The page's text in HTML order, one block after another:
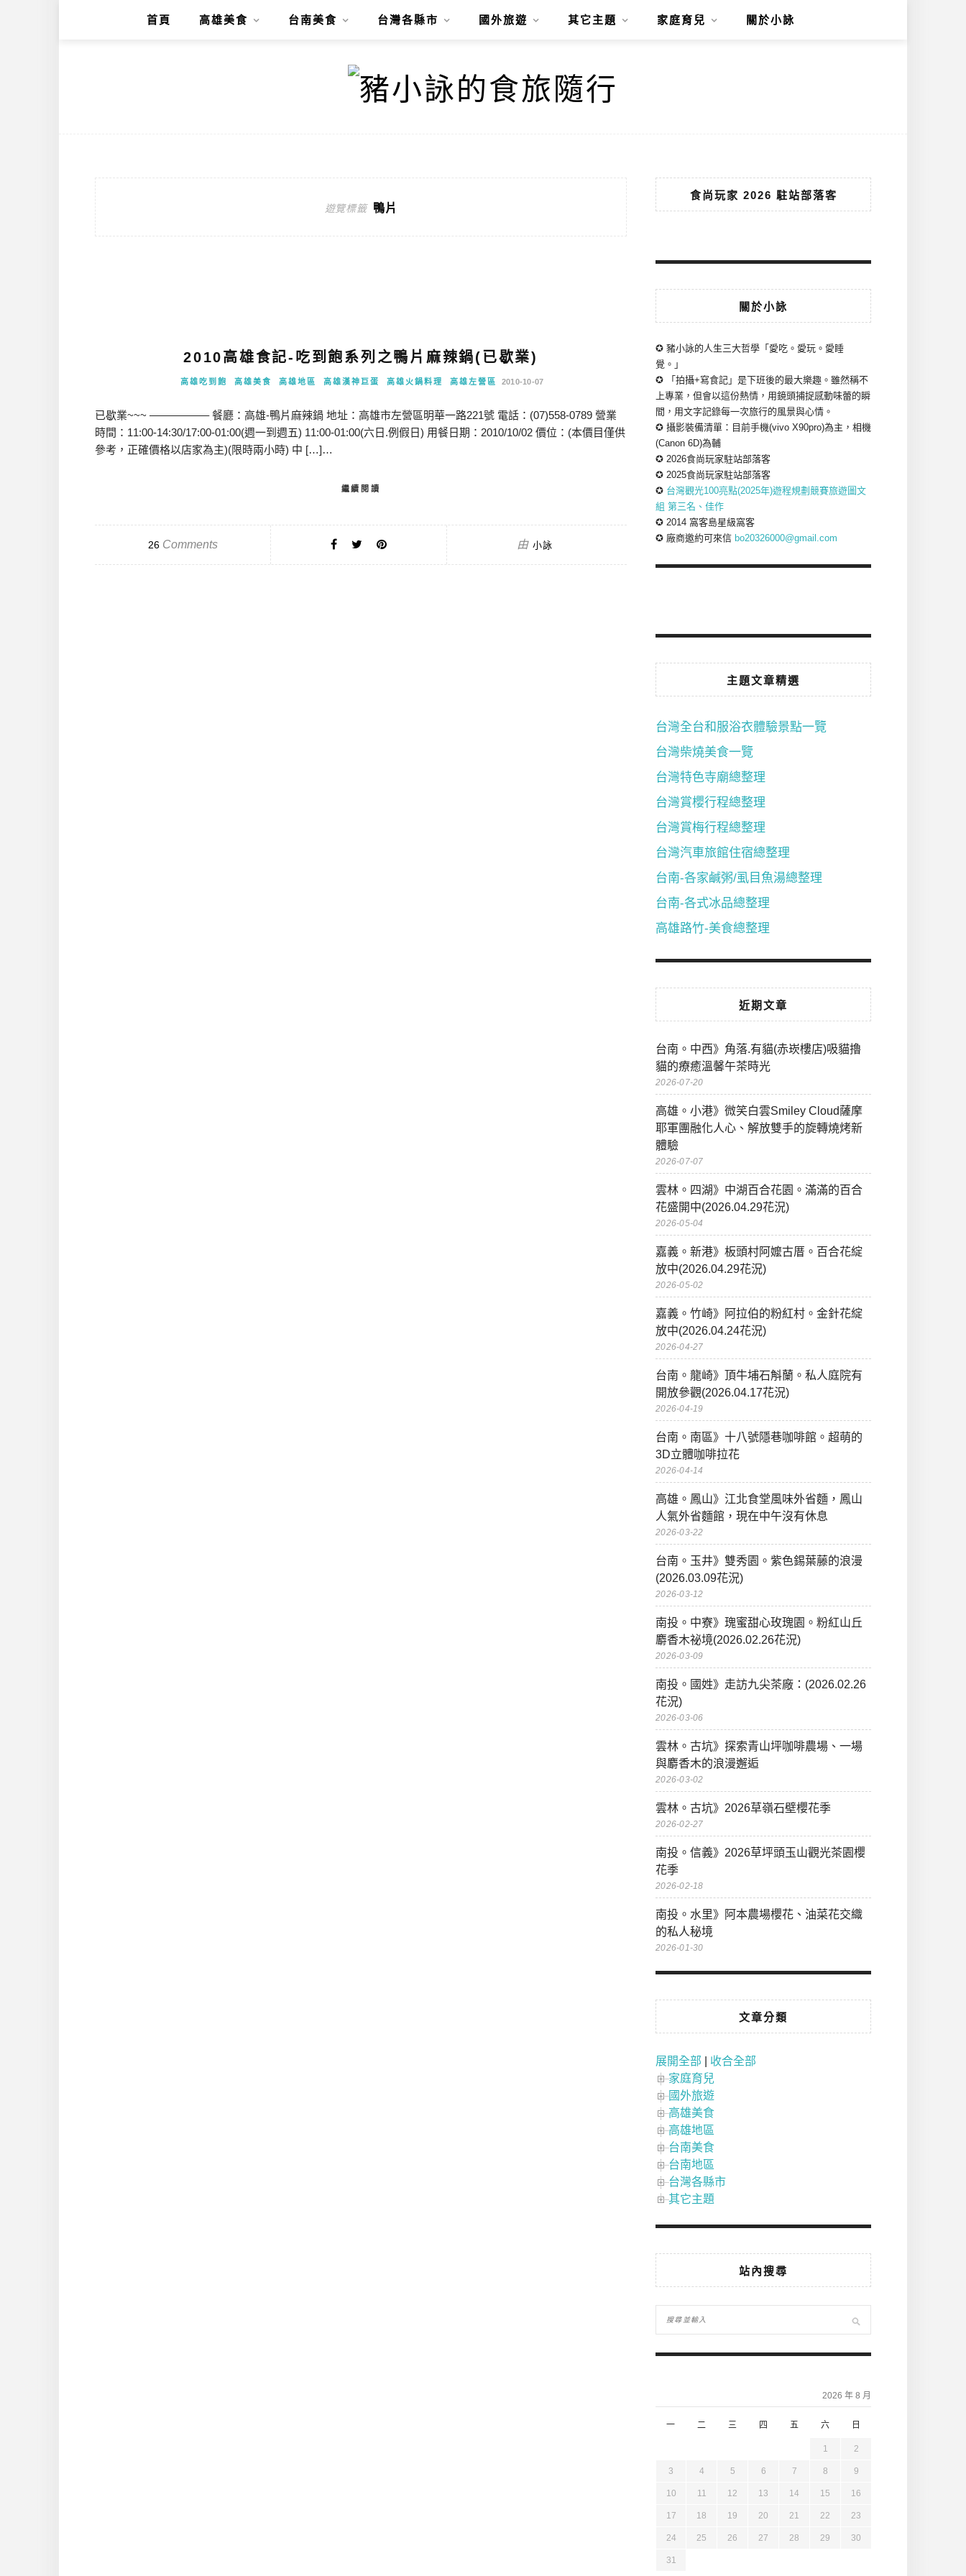
首頁 高雄美食 台南美食 台灣各縣市 國外旅遊 其它主題 家庭育兒 關於小詠
遊覽標籤 鴨片
2010高雄食記-吃到飽系列之鴨片麻辣鍋(已歇業)
高雄吃到飽 高雄美食 高雄地區 高雄漢神巨蛋 高雄火鍋料理 高雄左營區 2010-10-07
已歇業~~~ —————– 餐廳：高雄-鴨片麻辣鍋 地址：高雄市左營區明華一路221號 電話：(07)558-0789 營業
時間：11:00-14:30/17:00-01:00(週一到週五) 11:00-01:00(六日.例假日) 用餐日期：2010/10/02 價位：(本價目僅供
參考，正確價格以店家為主)(限時兩小時) 中 […]…
繼續閱讀
26Comments 由 小詠
食尚玩家 2026 駐站部落客
關於小詠
✪ 豬小詠的人生三大哲學「愛吃。愛玩。愛睡
覺。」
✪ 「拍攝+寫食記」是下班後的最大樂趣。雖然稱不
上專業，但會以這份熱情，用鏡頭捕捉感動味蕾的瞬
間，用文字記錄每一次旅行的風景與心情。
✪ 攝影裝備清單：目前手機(vivo X90pro)為主，相機
(Canon 6D)為輔
✪ 2026食尚玩家駐站部落客
✪ 2025食尚玩家駐站部落客
✪ 台灣觀光100亮點(2025年)遊程規劃競賽旅遊圖文
組 第三名、佳作
✪ 2014 窩客島星級窩客
✪ 廠商邀約可來信 bo20326000@gmail.com
主題文章精選
台灣全台和服浴衣體驗景點一覽
台灣柴燒美食一覽
台灣特色寺廟總整理
台灣賞櫻行程總整理
台灣賞梅行程總整理
台灣汽車旅館住宿總整理
台南-各家鹹粥/虱目魚湯總整理
台南-各式冰品總整理
高雄路竹-美食總整理
近期文章
台南。中西》角落.有貓(赤崁樓店)吸貓擼
貓的療癒溫馨午茶時光
2026-07-20
高雄。小港》微笑白雲Smiley Cloud薩摩
耶軍團融化人心、解放雙手的旋轉燒烤新
體驗
2026-07-07
雲林。四湖》中湖百合花園。滿滿的百合
花盛開中(2026.04.29花況)
2026-05-04
嘉義。新港》板頭村阿嬤古厝。百合花綻
放中(2026.04.29花況)
2026-05-02
嘉義。竹崎》阿拉伯的粉紅村。金針花綻
放中(2026.04.24花況)
2026-04-27
台南。龍崎》頂牛埔石斛蘭。私人庭院有
開放參觀(2026.04.17花況)
2026-04-19
台南。南區》十八號隱巷咖啡館。超萌的
3D立體咖啡拉花
2026-04-14
高雄。鳳山》江北食堂風味外省麵，鳳山
人氣外省麵館，現在中午沒有休息
2026-03-22
台南。玉井》雙秀園。紫色錫葉藤的浪漫
(2026.03.09花況)
2026-03-12
南投。中寮》瑰蜜甜心玫瑰園。粉紅山丘
麝香木祕境(2026.02.26花況)
2026-03-09
南投。國姓》走訪九尖茶廠：(2026.02.26
花況)
2026-03-06
雲林。古坑》探索青山坪咖啡農場、一場
與麝香木的浪漫邂逅
2026-03-02
雲林。古坑》2026草嶺石壁櫻花季
2026-02-27
南投。信義》2026草坪頭玉山觀光茶園櫻
花季
2026-02-18
南投。水里》阿本農場櫻花、油菜花交織
的私人秘境
2026-01-30
文章分類
展開全部
收合全部
家庭育兒
國外旅遊
高雄美食
高雄地區
台南美食
台南地區
台灣各縣市
其它主題
站內搜尋
2026 年 8 月
一 二 三 四 五 六 日
1 2
3 4 5 6 7 8 9
10 11 12 13 14 15 16
17 18 19 20 21 22 23
24 25 26 27 28 29 30
31